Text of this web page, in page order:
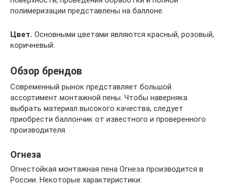
полимеризации представлены на баллоне.
Цвет. Основными цветами являются красный, розовый,
коричневый.
Обзор брендов
Современный рынок представляет большой
ассортимент монтажной пены. Чтобы наверняка
выбрать материал высокого качества, следует
приобрести баллончик от известного и проверенного
производителя.
Огнеза
Огнестойкая монтажная пена Огнеза производится в
России. Некоторые характеристики: